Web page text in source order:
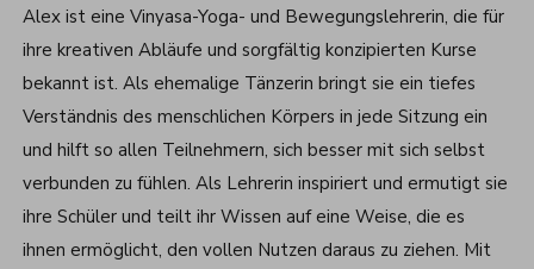
Alex ist eine Vinyasa-Yoga- und Bewegungslehrerin, die für
ihre kreativen Abläufe und sorgfältig konzipierten Kurse
bekannt ist. Als ehemalige Tänzerin bringt sie ein tiefes
Verständnis des menschlichen Körpers in jede Sitzung ein
und hilft so allen Teilnehmern, sich besser mit sich selbst
verbunden zu fühlen. Als Lehrerin inspiriert und ermutigt sie
ihre Schüler und teilt ihr Wissen auf eine Weise, die es
ihnen ermöglicht, den vollen Nutzen daraus zu ziehen. Mit